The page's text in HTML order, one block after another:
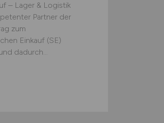
– Lager & Logistik
Partner der
zum
Einkauf (SE)
dadurch...